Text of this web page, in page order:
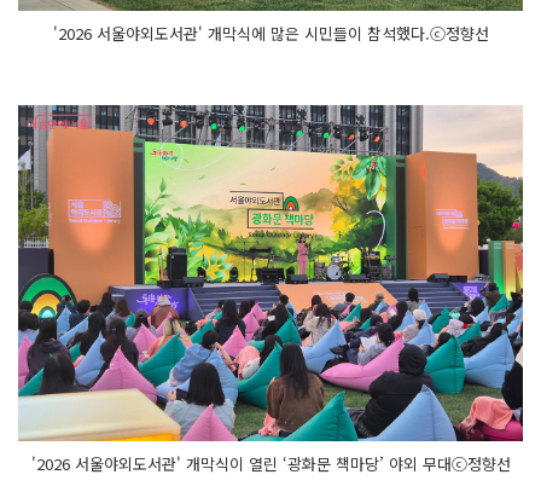
'2026 서울야외도서관' 개막식에 많은 시민들이 참석했다.ⓒ정향선
'2026 서울야외도서관' 개막식이 열린 ‘광화문 책마당’ 야외 무대ⓒ정향선